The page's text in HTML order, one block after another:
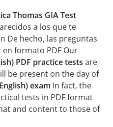
Thomas GIA Test
a los que te
De hecho, las preguntas
formato PDF Our
PDF practice tests are
be present on the day of
exam In fact, the
tests in PDF format
and content to those of